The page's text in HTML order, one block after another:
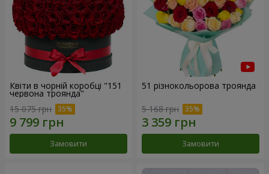
Квіти в чорній коробці "151
червона троянда"
15 075 грн
Замовити
51 різнокольорова троянда
5 168 грн
Замовити